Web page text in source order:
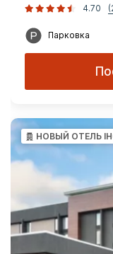
4.70
Парковка
НОВЫЙ ОТЕЛЬ